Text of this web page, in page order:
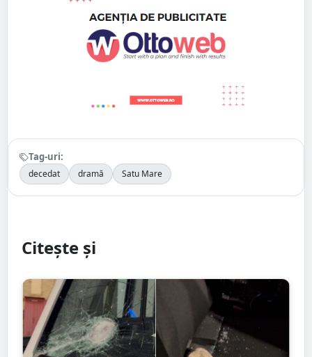
Tag-uri:
decedat dramă Satu Mare
Citește și